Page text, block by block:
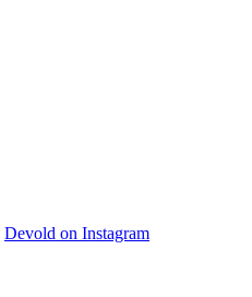
Devold on Instagram